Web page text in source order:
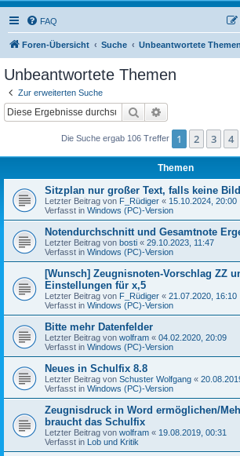
FAQ
Foren-Übersicht Suche Unbeantwortete Themen
Unbeantwortete Themen
Zur erweiterten Suche
Suche
Die Suche ergab 106 Treffer 1 2 3 4
Themen
Sitzplan nur großer Text, falls keine
Letzter Beitrag von F_Rüdiger « 15.10.2024, 20:00
Verfasst in Windows (PC)-Version
Notendurchschnitt und Gesamtnote
Letzter Beitrag von bosti « 29.10.2023, 11:47
Verfasst in Windows (PC)-Version
[Wunsch] Zeugnisnoten-Vorschlag ZZ
Einstellungen für x,5
Letzter Beitrag von F_Rüdiger « 21.07.2020, 16:10
Verfasst in Windows (PC)-Version
Bitte mehr Datenfelder
Letzter Beitrag von wolfram « 04.02.2020, 20:09
Verfasst in Windows (PC)-Version
Neues in Schulfix 8.8
Letzter Beitrag von Schuster Wolfgang «
Verfasst in Windows (PC)-Version
Zeugnisdruck in Word ermöglichen/
braucht das Schulfix
Letzter Beitrag von wolfram « 19.08.2019, 00:31
Verfasst in Lob und Kritik